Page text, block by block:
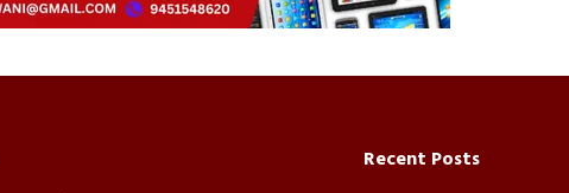
Recent Posts